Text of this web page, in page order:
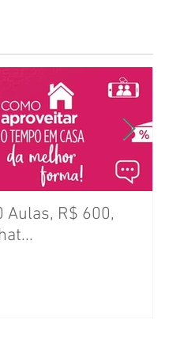
R$ 600,